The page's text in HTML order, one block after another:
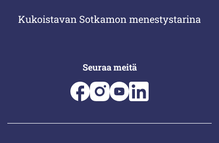
Kukoistavan Sotkamon menestystarina
Seuraa meitä